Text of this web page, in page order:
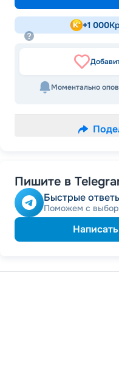
+1 000
Моментально
Пишите в
Быстрые
Поможем с